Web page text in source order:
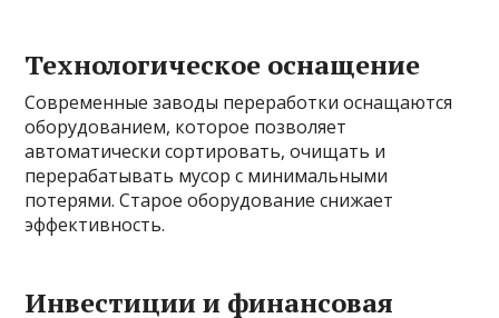
Технологическое оснащение
Современные заводы переработки оснащаются
оборудованием, которое позволяет
автоматически сортировать, очищать и
перерабатывать мусор с минимальными
потерями. Старое оборудование снижает
эффективность.
Инвестиции и финансовая